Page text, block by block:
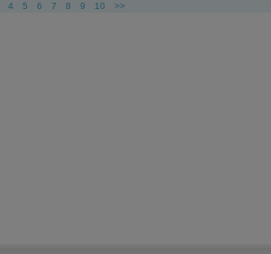
4 5 6 7 8 9 10 >>